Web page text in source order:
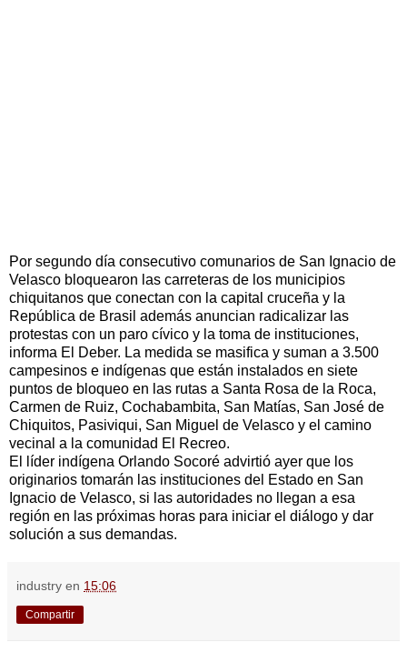
Por segundo día consecutivo comunarios de San Ignacio de
Velasco bloquearon las carreteras de los municipios
chiquitanos que conectan con la capital cruceña y la
República de Brasil además anuncian radicalizar las
protestas con un paro cívico y la toma de instituciones,
informa El Deber. La medida se masifica y suman a 3.500
campesinos e indígenas que están instalados en siete
puntos de bloqueo en las rutas a Santa Rosa de la Roca,
Carmen de Ruiz, Cochabambita, San Matías, San José de
Chiquitos, Pasiviqui, San Miguel de Velasco y el camino
vecinal a la comunidad El Recreo.
El líder indígena Orlando Socoré advirtió ayer que los
originarios tomarán las instituciones del Estado en San
Ignacio de Velasco, si las autoridades no llegan a esa
región en las próximas horas para iniciar el diálogo y dar
solución a sus demandas.
industry en 15:06
Compartir